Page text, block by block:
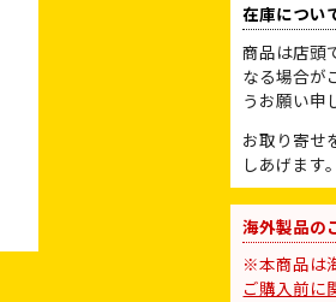
在庫につい
商品は店頭
なる場合が
うお願い申
お取り寄せ
しあげます。
海外製品の
※本商品は
ご購入前に